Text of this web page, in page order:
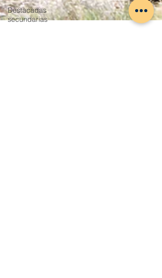
Destacadas
secundarias